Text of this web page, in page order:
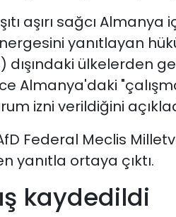
aşırı sağcı
yanıtlayan
dışındaki ülkelerden
Almanya'daki
izni verildiğini
Federal Meclis
yanıtla ortaya çıktı.
kaydedildi